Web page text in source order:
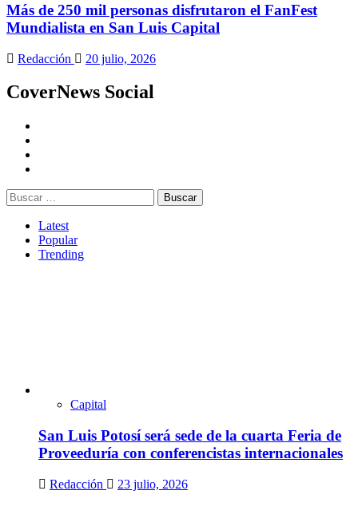
Más de 250 mil personas disfrutaron el FanFest
Mundialista en San Luis Capital
Redacción 20 julio, 2026
CoverNews Social
Buscar:
Latest
Popular
Trending
Capital
San Luis Potosí será sede de la cuarta Feria de
Proveeduría con conferencistas internacionales
Redacción 23 julio, 2026